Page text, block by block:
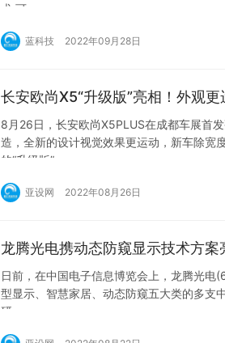
术,可
蓝科技 2022年09月28日
长安欧尚X5“升级版”亮相！外观
8月26日，长安欧尚X5PLUS在成都车展首
造，全新的设计视觉效果更运动，新车除宽
的“升级版”
亚设网 2022年08月26日
龙腾光电携动态防窥显示技术方案
日前，在中国电子信息博览会上，龙腾光
型显示、智慧家居、动态防窥五大类的多支
研